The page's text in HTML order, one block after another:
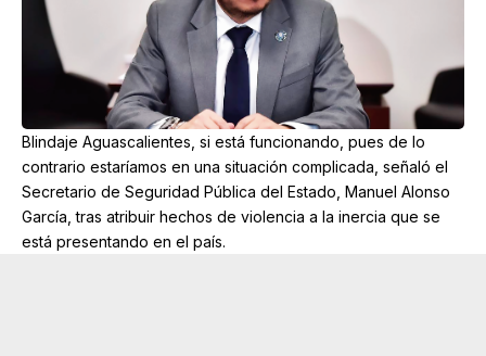
Blindaje Aguascalientes, si está funcionando, pues de lo
contrario estaríamos en una situación complicada, señaló el
Secretario de Seguridad Pública del Estado, Manuel Alonso
García, tras atribuir hechos de violencia a la inercia que se
está presentando en el país.